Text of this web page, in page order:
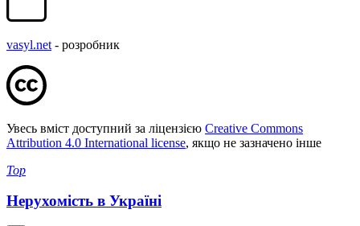
vasyl.net - розробник
Увесь вміст доступний за ліцензією Creative Commons
Attribution 4.0 International license, якщо не зазначено інше
Top
Нерухомість в Україні